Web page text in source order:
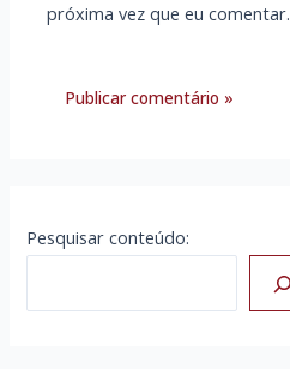
próxima vez que eu comentar.
Pesquisar conteúdo: